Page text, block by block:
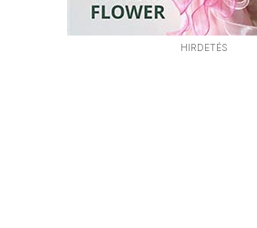
HIRDETÉS